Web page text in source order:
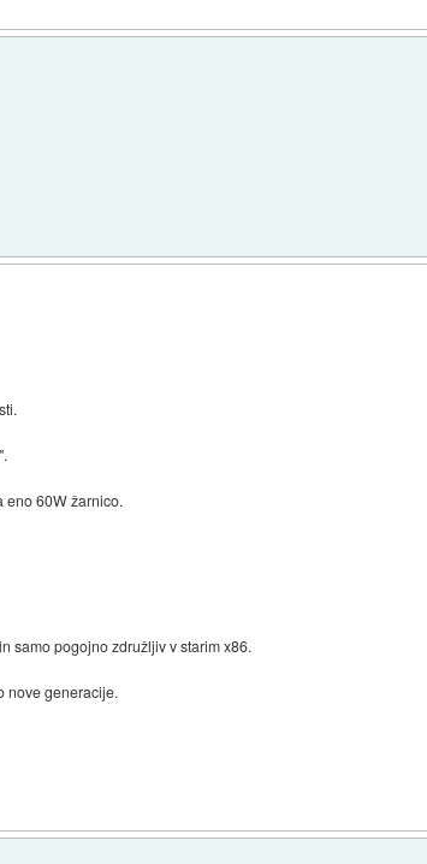
eno 60W žarnico.
samo pogojno združljiv v starim x86.
nove generacije.